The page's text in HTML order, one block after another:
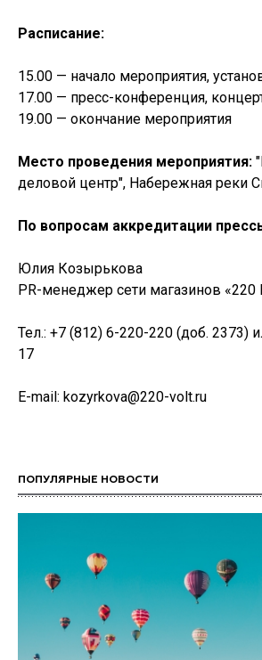
Расписание:
15.00 — начало мероприятия,
17.00 — пресс-конференция,
19.00 — окончание мероприятия
Место проведения мероприятия:
деловой центр", Набережная реки
По вопросам аккредитации
Юлия Козырькова
PR-менеджер сети магазинов «220
Тел.: +7 (812) 6-220-220 (доб. 2373)
17
E-mail: kozyrkova@220-volt.ru
ПОПУЛЯРНЫЕ НОВОСТИ